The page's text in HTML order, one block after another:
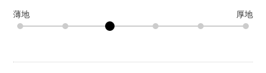
薄地 厚地